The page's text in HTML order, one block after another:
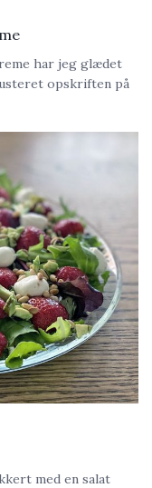
har jeg glædet
opskriften på
med en salat